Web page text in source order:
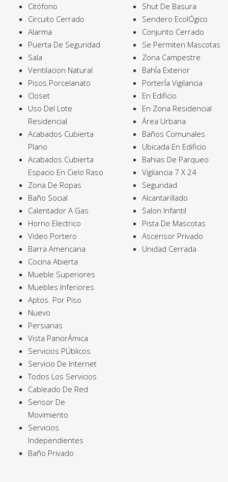
Citófono
Circuito Cerrado
Alarma
Puerta De Seguridad
Sala
Ventilacion Natural
Pisos Porcelanato
Closet
Uso Del Lote
Residencial
Acabados Cubierta
Plano
Acabados Cubierta
Espacio En Cielo Raso
Zona De Ropas
Baño Social
Calentador A Gas
Horno Electrico
Video Portero
Barra Americana
Cocina Abierta
Mueble Superiores
Muebles Inferiores
Aptos. Por Piso
Nuevo
Persianas
Vista PanorÁmica
Servicios PÚblicos
Servicio De Internet
Todos Los Servicios
Cableado De Red
Sensor De
Movimiento
Servicios
Independientes
Baño Privado
Shut De Basura
Sendero EcolÓgico
Conjunto Cerrado
Se Permiten Mascotas
Zona Campestre
BahÍa Exterior
PorterÍa Vigilancia
En Edificio
En Zona Residencial
Área Urbana
Baños Comunales
Ubicada En Edificio
Bahias De Parqueo
Vigilancia 7 X 24
Seguridad
Alcantarillado
Salon Infantil
Pista De Mascotas
Ascensor Privado
Unidad Cerrada